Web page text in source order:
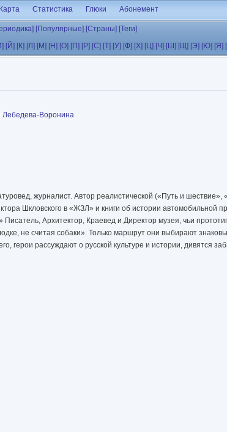
Карта Статистика Глюки Абонемент
[Популярные] [Страны] [Теги]
[Й] [К] [Л] [М] [Н] [О] [П] [Р] [С] [Т] [У] [Ф] [Х] [Ц] [Ч] [Ш] [Щ] [Э] [Ю] [Я]
Лебедева-Воронина
журналист. Автор реалистической («Путь и шествие»,
Шкловского в «ЖЗЛ» и книги об истории
Архитектор, Краевед и Директор музея, чьи
не считая собаки». Только маршрут они выбирают
герои рассуждают о русской культуре и истории, дивятся